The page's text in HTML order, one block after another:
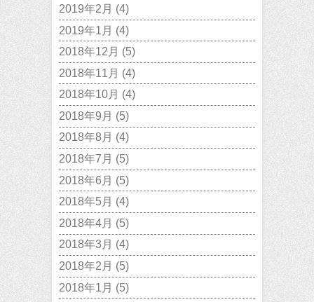
2019年2月 (4)
2019年1月 (4)
2018年12月 (5)
2018年11月 (4)
2018年10月 (4)
2018年9月 (5)
2018年8月 (4)
2018年7月 (5)
2018年6月 (5)
2018年5月 (4)
2018年4月 (5)
2018年3月 (4)
2018年2月 (5)
2018年1月 (5)